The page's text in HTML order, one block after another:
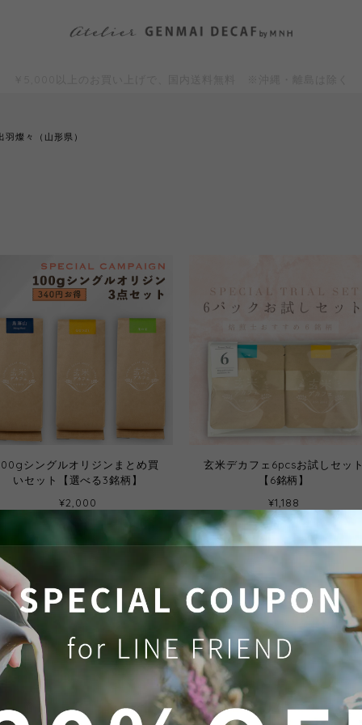
羽燦々（山形県）
シングルオリジンまとめ買
いセット【選べる3銘柄】
¥2,000
玄米デカフェ6pcsお試しセッ
【6銘柄】
¥1,188